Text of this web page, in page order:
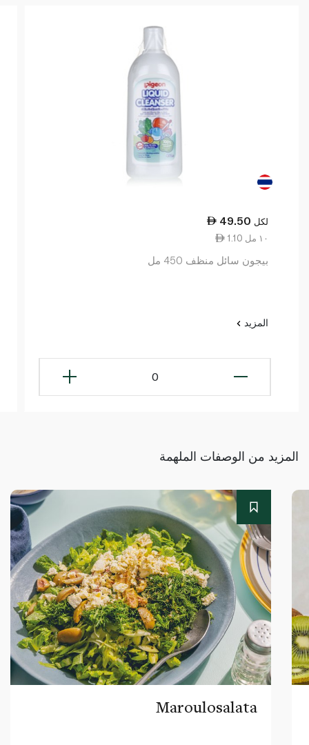
49.50 لكل
1.10 ١٠ مل
بيجون سائل منظف 450 مل
المزيد
0
المزيد من الوصفات الملهمة
Maroulosalata